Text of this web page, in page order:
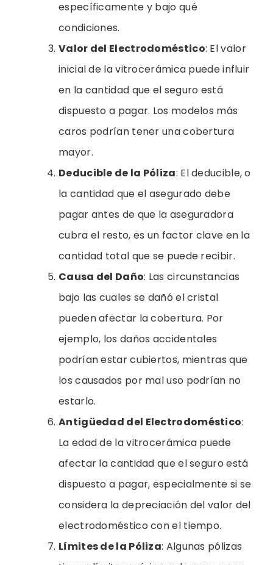
específicamente y bajo qué
condiciones.
Valor del Electrodoméstico: El valor
inicial de la vitrocerámica puede influir
en la cantidad que el seguro está
dispuesto a pagar. Los modelos más
caros podrían tener una cobertura
mayor.
Deducible de la Póliza: El deducible, o
la cantidad que el asegurado debe
pagar antes de que la aseguradora
cubra el resto, es un factor clave en la
cantidad total que se puede recibir.
Causa del Daño: Las circunstancias
bajo las cuales se dañó el cristal
pueden afectar la cobertura. Por
ejemplo, los daños accidentales
podrían estar cubiertos, mientras que
los causados por mal uso podrían no
estarlo.
Antigüedad del Electrodoméstico:
La edad de la vitrocerámica puede
afectar la cantidad que el seguro está
dispuesto a pagar, especialmente si se
considera la depreciación del valor del
electrodoméstico con el tiempo.
Límites de la Póliza: Algunas pólizas